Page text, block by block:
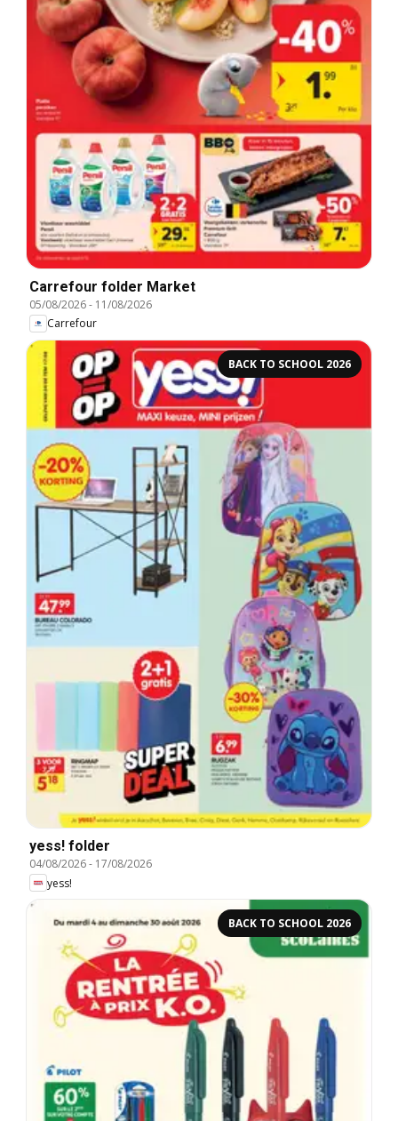
Carrefour folder Market
05/08/2026- 11/08/2026
Carrefour
BACK TO SCHOOL 2026
yess! folder
04/08/2026- 17/08/2026
yess!
BACK TO SCHOOL 2026